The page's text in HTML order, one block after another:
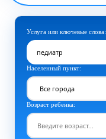
Услуга или ключевые слова:
Населенный пункт:
Возраст ребенка: